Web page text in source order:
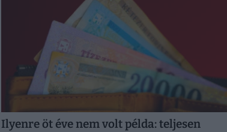
Ilyenre öt éve nem volt példa: teljesen